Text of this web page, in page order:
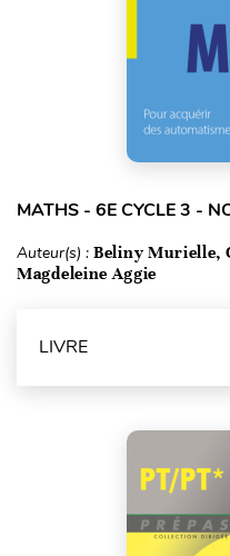
MATHS - 6E CYCLE 3 -
Auteur(s) : Beliny Murielle,
Magdeleine Aggie
LIVRE